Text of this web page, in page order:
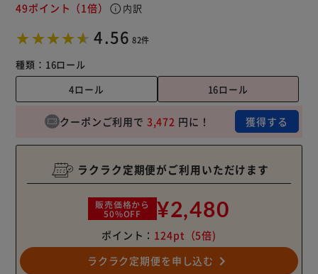
49ポイント （1倍） info 内訳
4.56 82件
種類： 16ロール
4ロール
16ロール
クーポンご利用で 3,472 円に！ 獲得する
ラクラク定期便がご利用いただけます
販売価格から
50%OFF ¥2,480
ポイント： 124pt （5倍)
ラクラク定期便を申し込む navigate_next